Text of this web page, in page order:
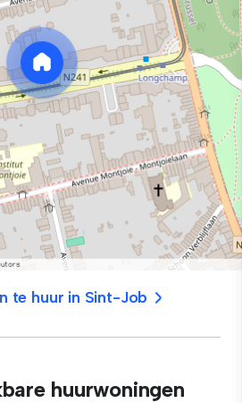
te huur in Sint-Job
huurwoningen